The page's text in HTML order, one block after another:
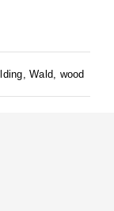
,Wald, wood